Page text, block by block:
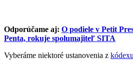
Odporúčame aj: O podiele v Petit
Penta, rokuje spolumajiteľ SITA
Vyberáme niektoré ustanovenia z